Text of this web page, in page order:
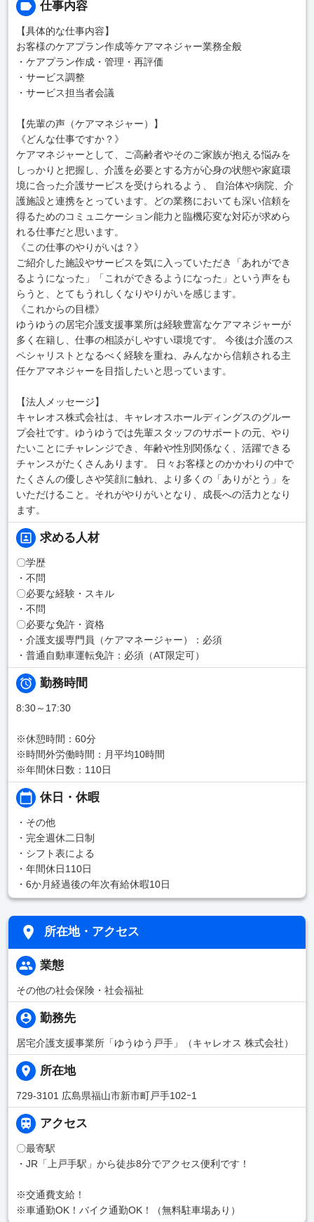
仕事内容
【具体的な仕事内容】
お客様のケアプラン作成等ケアマネジャー業務全般
・ケアプラン作成・管理・再評価
・サービス調整
・サービス担当者会議
【先輩の声（ケアマネジャー）】
《どんな仕事ですか？》
ケアマネジャーとして、ご高齢者やそのご家族が抱える悩みを
しっかりと把握し、介護を必要とする方が心身の状態や家庭環
境に合った介護サービスを受けられるよう、 自治体や病院、介
護施設と連携をとっています。どの業務においても深い信頼を
得るためのコミュニケーション能力と臨機応変な対応が求めら
れる仕事だと思います。
《この仕事のやりがいは？》
ご紹介した施設やサービスを気に入っていただき「あれができ
るようになった」「これができるようになった」という声をも
らうと、とてもうれしくなりやりがいを感じます。
《これからの目標》
ゆうゆうの居宅介護支援事業所は経験豊富なケアマネジャーが
多く在籍し、仕事の相談がしやすい環境です。 今後は介護のス
ペシャリストとなるべく経験を重ね、みんなから信頼される主
任ケアマネジャーを目指したいと思っています。
【法人メッセージ】
キャレオス株式会社は、キャレオスホールディングスのグルー
プ会社です。ゆうゆうでは先輩スタッフのサポートの元、やり
たいことにチャレンジでき、年齢や性別関係なく、活躍できる
チャンスがたくさんあります。 日々お客様とのかかわりの中で
たくさんの優しさや笑顔に触れ、より多くの「ありがとう」を
いただけること。それがやりがいとなり、成長への活力となり
ます。
求める人材
〇学歴
・不問
〇必要な経験・スキル
・不問
〇必要な免許・資格
・介護支援専門員（ケアマネージャー）：必須
・普通自動車運転免許：必須（AT限定可）
勤務時間
8:30～17:30
※休憩時間：60分
※時間外労働時間：月平均10時間
※年間休日数：110日
休日・休暇
・その他
・完全週休二日制
・シフト表による
・年間休日110日
・6か月経過後の年次有給休暇10日
所在地・アクセス
業態
その他の社会保険・社会福祉
勤務先
居宅介護支援事業所「ゆうゆう戸手」（キャレオス 株式会社）
所在地
729-3101 広島県福山市新市町戸手102ｰ1
アクセス
〇最寄駅
・JR「上戸手駅」から徒歩8分でアクセス便利です！
※交通費支給！
※車通勤OK！バイク通勤OK！（無料駐車場あり）